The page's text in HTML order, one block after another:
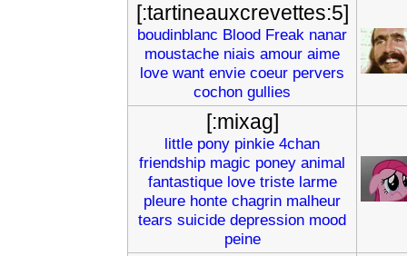
[:tartineauxcrevettes:5]
boudinblanc Blood Freak nanar
moustache niais amour aime
love want envie coeur pervers
cochon gullies
[:mixag]
little pony pinkie 4chan
friendship magic poney animal
fantastique love triste larme
pleure honte chagrin malheur
tears suicide depression mood
peine